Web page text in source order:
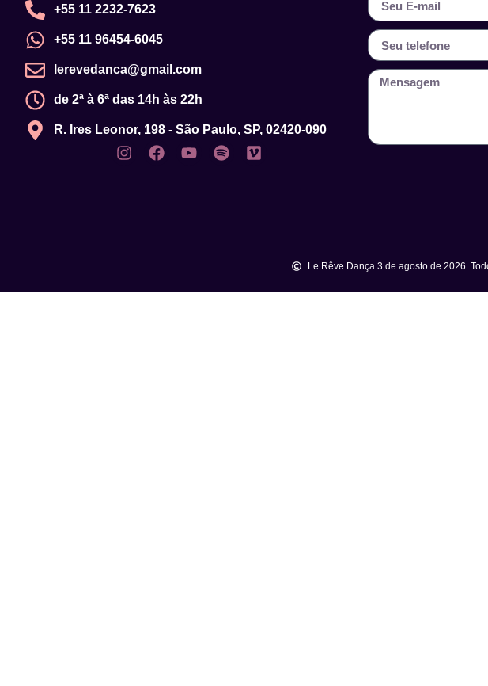
+55 11 2232-7623
+55 11 96454-6045
lerevedanca@gmail.com
de 2ª à 6ª das 14h às 22h
R. Ires Leonor, 198 - São Paulo, SP, 02420-090
Le Rêve Dança.3 de agosto de 2026.